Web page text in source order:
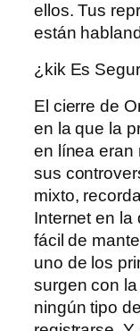
ellos. Tus
están
¿kik Es
El cierre de
en la que la
en línea eran
sus
mixto,
Internet en la
fácil de
uno de los
surgen con
ningún tipo